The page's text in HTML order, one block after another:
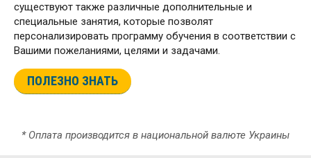
существуют также различные дополнительные и
специальные занятия, которые позволят
персонализировать программу обучения в соответствии с
Вашими пожеланиями, целями и задачами.
ПОЛЕЗНО ЗНАТЬ
* Оплата производится в национальной валюте Украины